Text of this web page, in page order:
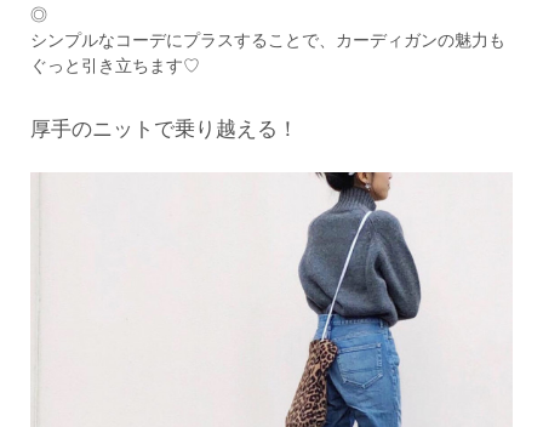
◎
シンプルなコーデにプラスすることで、カーディガンの魅力も
ぐっと引き立ちます♡
厚手のニットで乗り越える！